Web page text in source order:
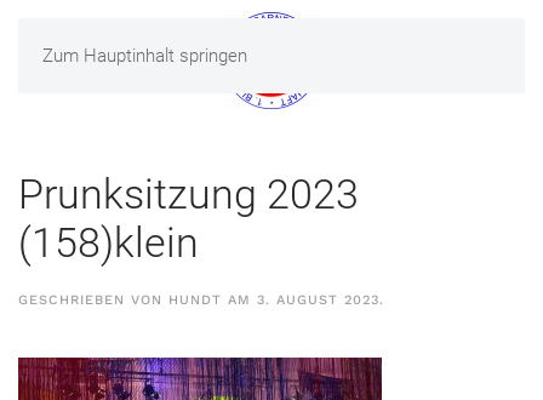
Zum Hauptinhalt springen
MENÜ
Prunksitzung 2023
(158)klein
GESCHRIEBEN VON HUNDT AM 3. AUGUST 2023.